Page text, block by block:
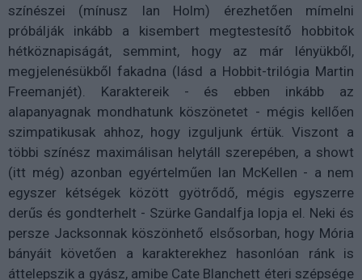
színészei (mínusz Ian Holm) érezhetően mímelni
próbálják inkább a kisembert megtestesítő hobbitok
hétköznapiságát, semmint, hogy az már lényükből,
megjelenésükből fakadna (lásd a Hobbit-trilógia Martin
Freemanjét). Karaktereik - és ebben inkább az
alapanyagnak mondhatunk köszönetet - mégis kellően
szimpatikusak ahhoz, hogy izguljunk értük. Viszont a
többi színész maximálisan helytáll szerepében, a showt
(itt még) azonban egyértelműen Ian McKellen - a nem
egyszer kétségek között gyötrődő, mégis egyszerre
derűs és gondterhelt - Szürke Gandalfja lopja el. Neki és
persze Jacksonnak köszönhető elsősorban, hogy Mória
bányáit követően a karakterekhez hasonlóan ránk is
áttelepszik a gyász, amibe Cate Blanchett éteri szépsége